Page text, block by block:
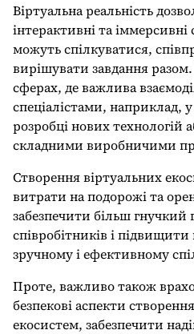
Віртуальна реальність
інтерактивні та
можуть спілкуватися,
вирішувати завдання
сферах, де важлива
спеціалістами, наприклад,
розробці нових технологій
складними виробничими
Створення віртуальних
витрати на подорожі та
забезпечити більш гнучкий
співробітників і
зручному і ефективному
Проте, важливо також
безпекові аспекти
екосистем, забезпечити